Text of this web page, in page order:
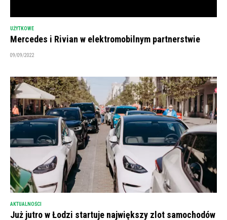
UŻYTKOWE
Mercedes i Rivian w elektromobilnym partnerstwie
09/09/2022
AKTUALNOŚCI
Już jutro w Łodzi startuje największy zlot samochodów